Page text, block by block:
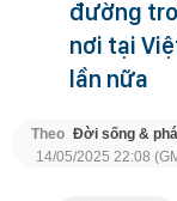
đường
nơi tại
lần nữa
Theo Đời sống &
14/05/2025 22:08